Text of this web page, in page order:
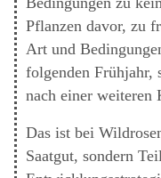
Pflanzen davor, zu
Art und
folgenden Frühjahr,
nach einer weiteren
Das ist bei
Saatgut, sondern